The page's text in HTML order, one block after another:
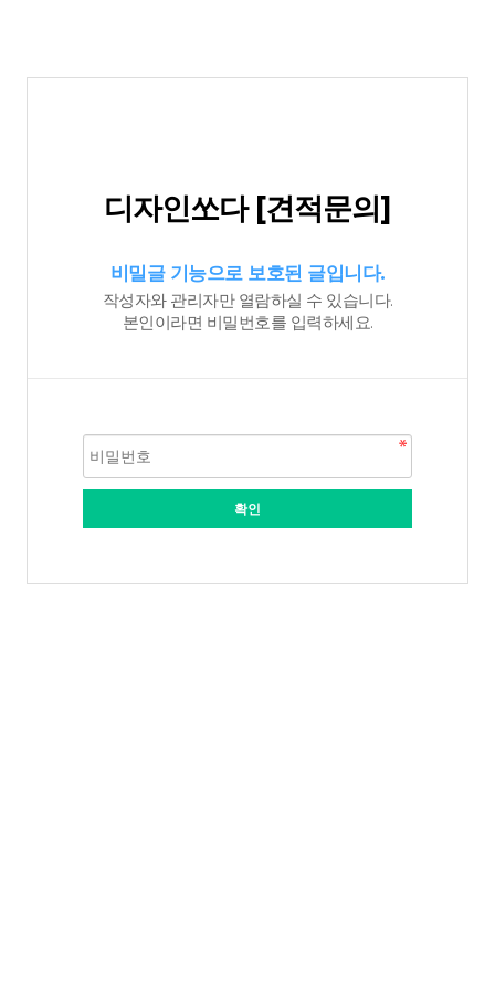
디자인쏘다 [견적문의]
비밀글 기능으로 보호된 글입니다.
작성자와 관리자만 열람하실 수 있습니다.
본인이라면 비밀번호를 입력하세요.